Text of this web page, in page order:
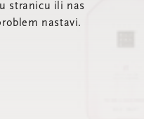
stranicu ili nas
nastavi.